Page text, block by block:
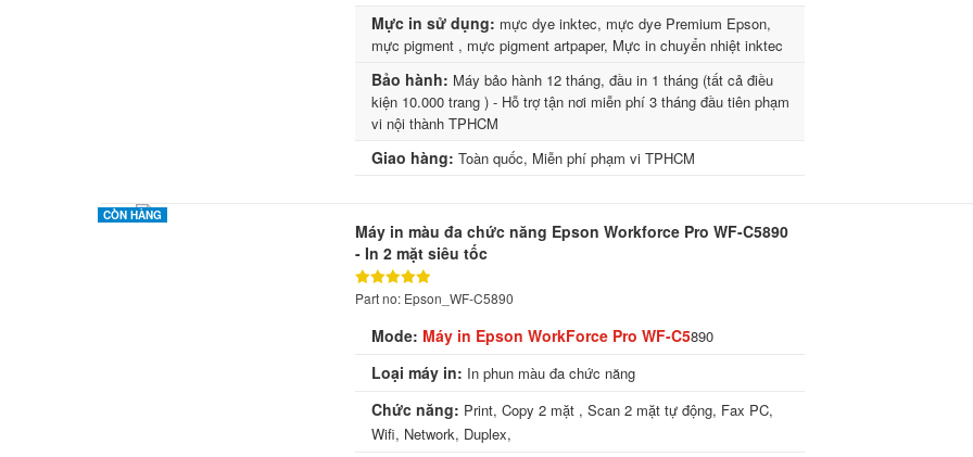
Mực in sử dụng: mực dye inktec, mực dye Premium Epson,
mực pigment , mực pigment artpaper, Mực in chuyển nhiệt inktec
Bảo hành: Máy bảo hành 12 tháng, đầu in 1 tháng (tất cả điều
kiện 10.000 trang ) - Hỗ trợ tận nơi miễn phí 3 tháng đầu tiên phạm
vi nội thành TPHCM
Giao hàng: Toàn quốc, Miễn phí phạm vi TPHCM
CÒN HÀNG
Máy in màu đa chức năng Epson Workforce Pro WF-C5890
- In 2 mặt siêu tốc
Part no: Epson_WF-C5890
Mode: Máy in Epson WorkForce Pro WF-C5890
Loại máy in: In phun màu đa chức năng
Chức năng: Print, Copy 2 mặt , Scan 2 mặt tự động, Fax PC,
Wifi, Network, Duplex,